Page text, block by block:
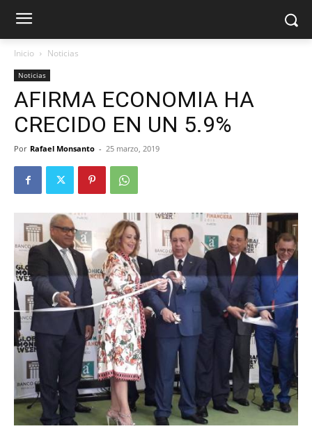
Inicio Noticias
Noticias
AFIRMA ECONOMIA HA
CRECIDO EN UN 5.9%
Por Rafael Monsanto - 25 marzo, 2019